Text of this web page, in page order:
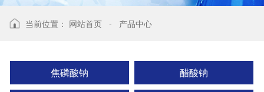
当前位置： 网站首页 - 产品中心
焦磷酸钠 醋酸钠